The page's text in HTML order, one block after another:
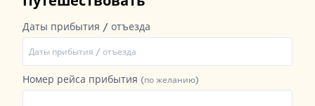
Даты прибытия / отъезда
Номер рейса прибытия (по желанию)